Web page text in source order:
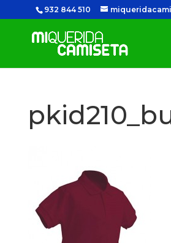
932 844 510